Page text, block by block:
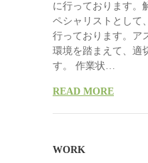
に行っております。
ペシャリストとして
行っております。ア
環境を踏まえて、適
す。 作業状…
READ MORE
WORK